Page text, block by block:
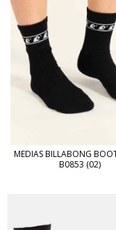
MEDIAS BILLABONG
B0853 (02)